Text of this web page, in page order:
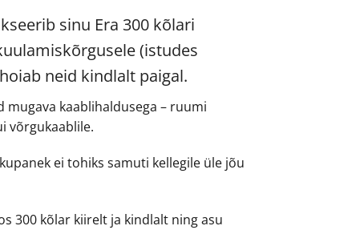
sinu Era 300 kõlari
(istudes
neid kindlalt paigal.
mugava kaablihaldusega – ruumi
võrgukaablile.
ei tohiks samuti kellegile üle jõu
300 kõlar kiirelt ja kindlalt ning asu